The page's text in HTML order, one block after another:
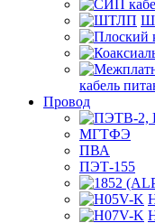
кабель
Провод
МГТФЭ
ПВА
ПЭТ-155